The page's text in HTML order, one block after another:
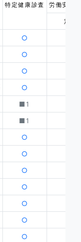
特定健康診査
労働安全
定期
○
○
○
○
■1
■1
○
○
○
○
○
○
○